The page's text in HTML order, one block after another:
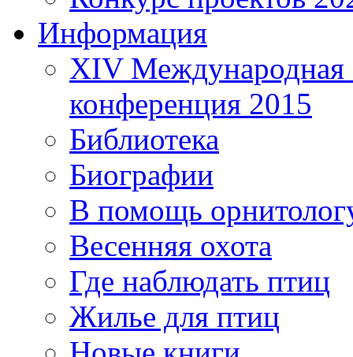
Информация
XIV Международная
конференция 2015
Библиотека
Биографии
В помощь
Весенняя охота
Где наблюдать птиц
Жилье для птиц